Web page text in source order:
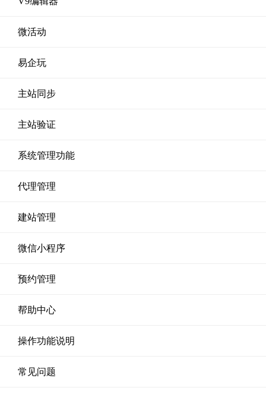
微活动
易企玩
主站同步
主站验证
系统管理功能
代理管理
建站管理
微信小程序
预约管理
帮助中心
操作功能说明
常见问题